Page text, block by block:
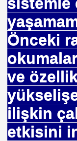
Önceki
ve
ilişkin
etkisini
ILERI
YOKTUR
YÜKSEK MIMAR